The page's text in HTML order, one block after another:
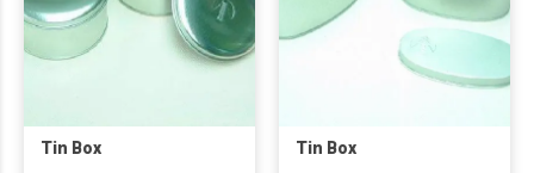
Tin Box Tin Box